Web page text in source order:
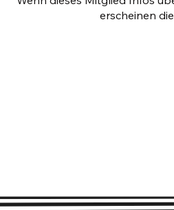
erscheinen